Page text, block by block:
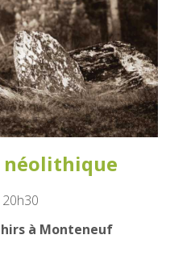
néolithique
à Monteneuf